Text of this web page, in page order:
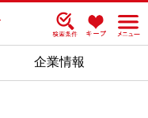
企業情報